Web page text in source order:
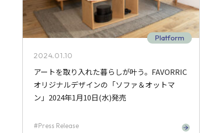
Platform
2024.01.10
アートを取り入れた暮らしが叶う。FAVORRIC
オリジナルデザインの「ソファ＆オットマ
ン」2024年1月10日(水)発売
Press Release